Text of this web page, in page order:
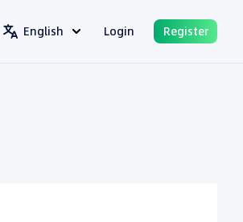
English Login Register